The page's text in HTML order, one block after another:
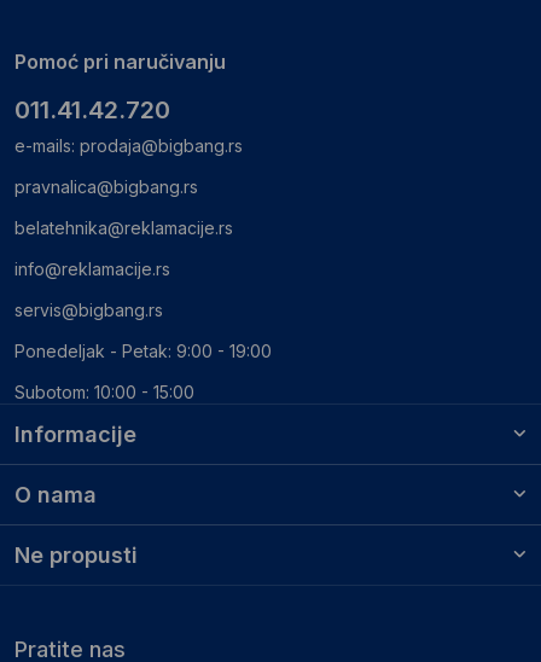
Informacije
O nama
Ne propusti
Pomoć pri naručivanju
011.41.42.720
e-mails: prodaja@bigbang.rs
pravnalica@bigbang.rs
belatehnika@reklamacije.rs
info@reklamacije.rs
servis@bigbang.rs
Ponedeljak - Petak: 9:00 - 19:00
Subotom: 10:00 - 15:00
Pratite nas